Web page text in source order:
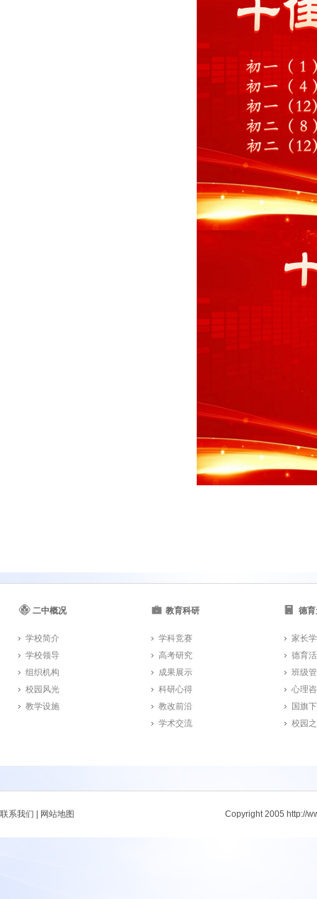
二中概况
学校简介
学校领导
组织机构
校园风光
教学设施
教育科研
学科竞赛
高考研究
成果展示
科研心得
教改前沿
学术交流
德
家长
德育
班级
心理
国旗
校园
联系我们 网站地图 Copyright 2005 http://